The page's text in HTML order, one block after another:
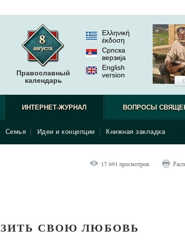
Православный
календарь
Ελληνική
έκδοση
Српска
верзиjа
English
version
ИНТЕРНЕТ-ЖУРНАЛ
Семья Идеи и концепции Книжная закладка
ВОПРОСЫ
17 691 просмотров
СВОЮ ЛЮБОВЬ